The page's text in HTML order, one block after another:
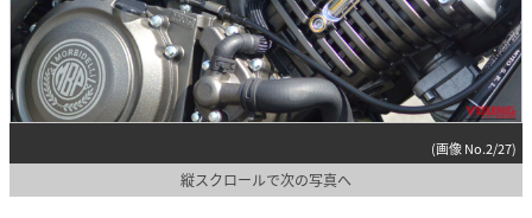
(画像 No.2/27)
縦スクロールで次の写真へ